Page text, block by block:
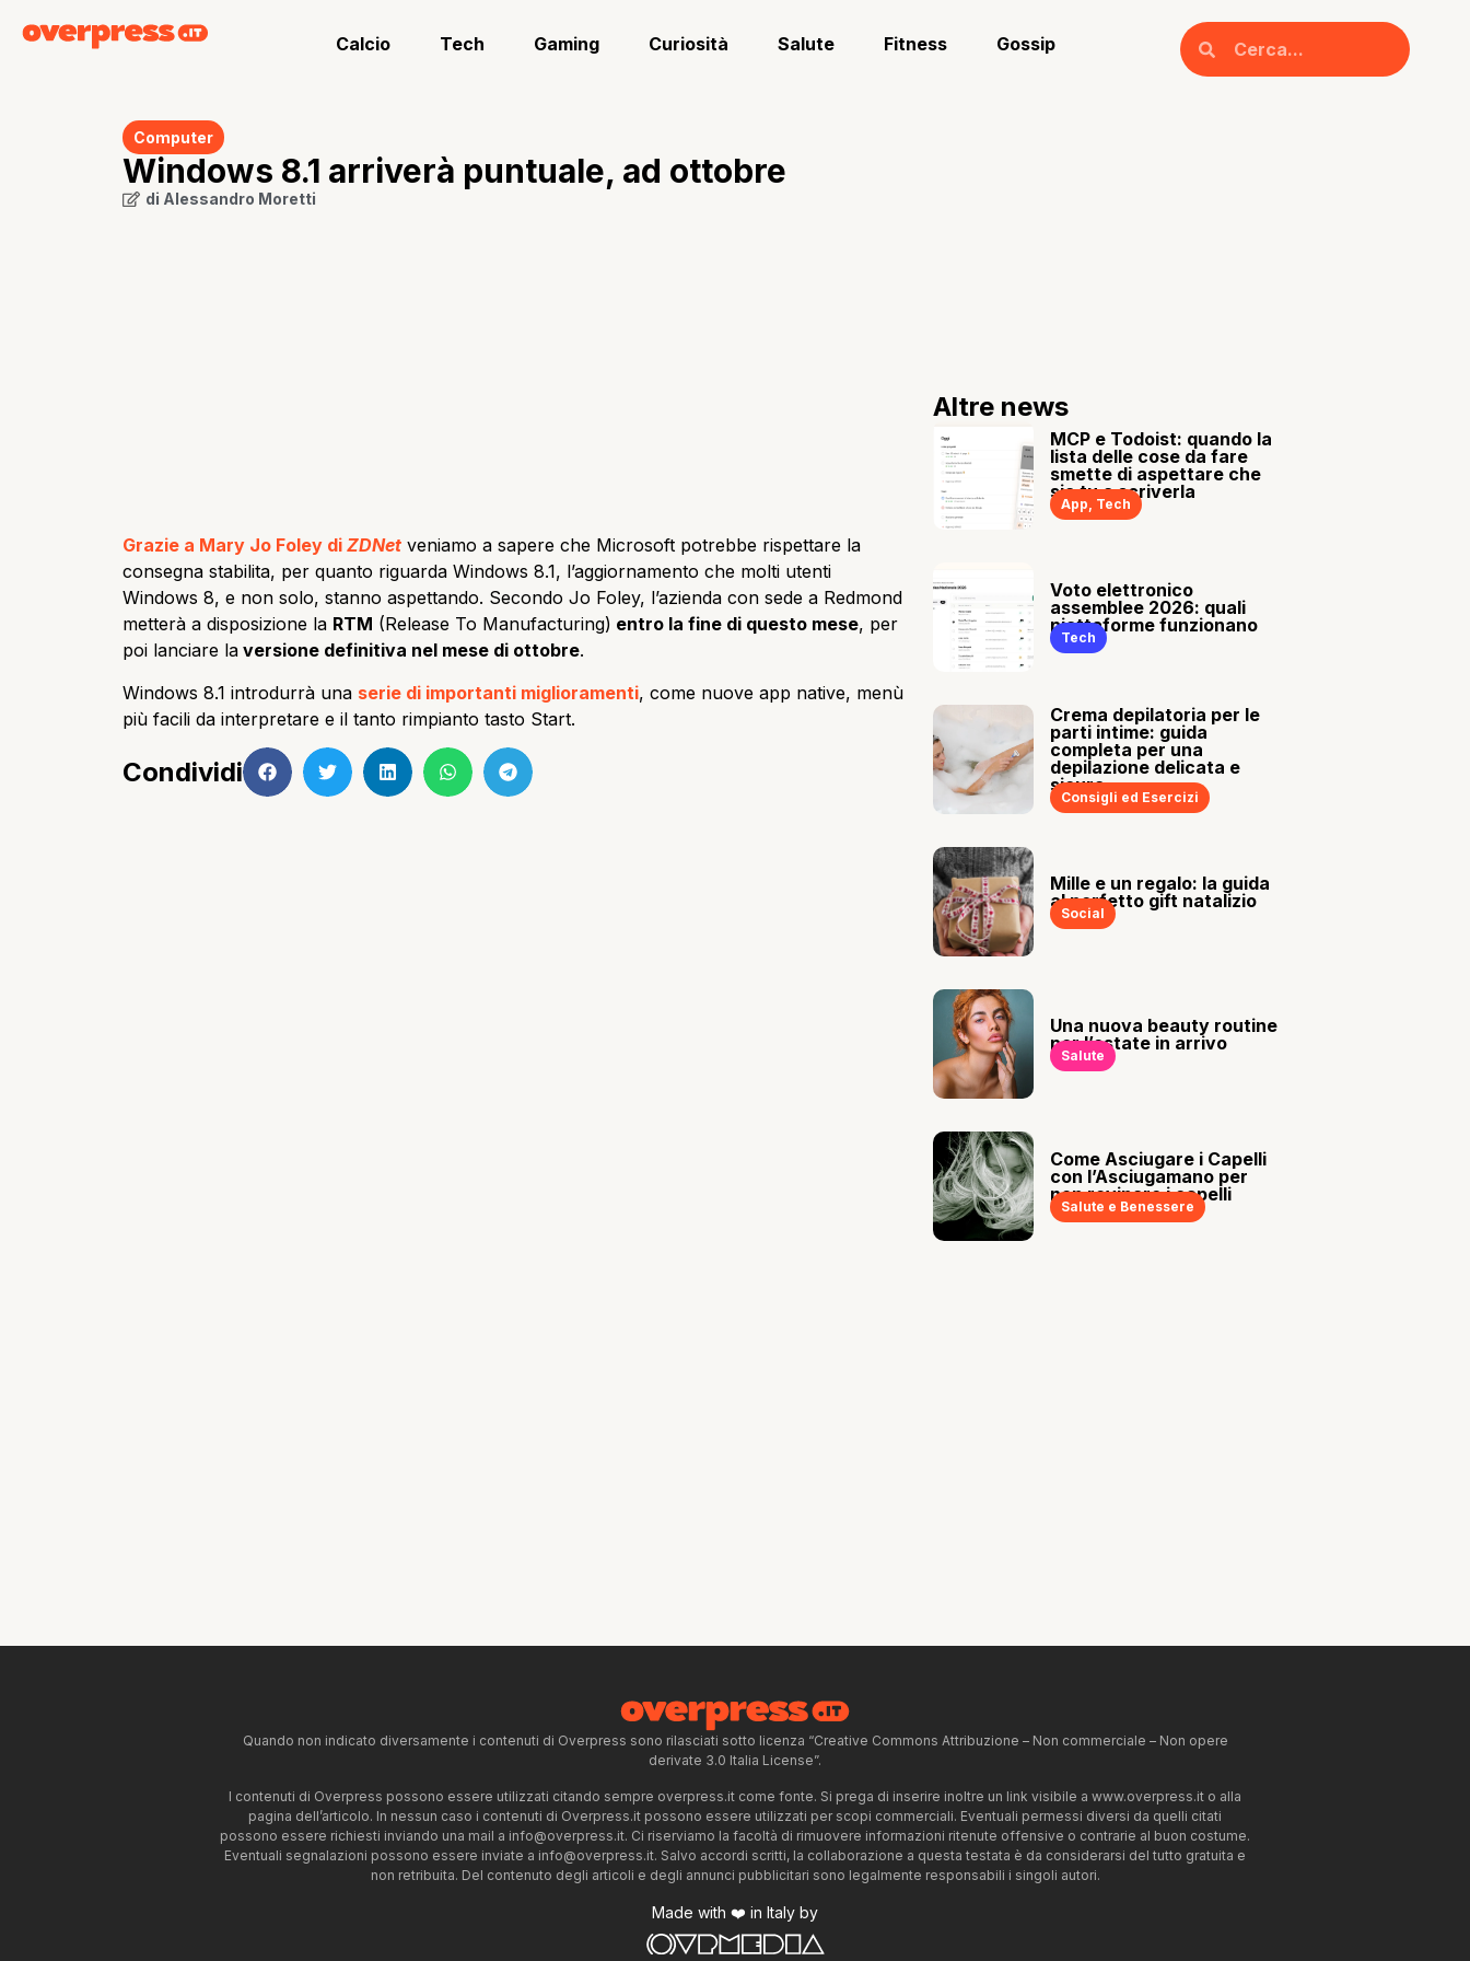
Calcio Tech Gaming Curiosità Salute Fitness Gossip
Computer
Windows 8.1 arriverà puntuale, ad ottobre
di Alessandro Moretti
Grazie a Mary Jo Foley di ZDNet veniamo a sapere che Microsoft potrebbe rispettare la
consegna stabilita, per quanto riguarda Windows 8.1, l’aggiornamento che molti utenti
Windows 8, e non solo, stanno aspettando. Secondo Jo Foley, l’azienda con sede a Redmond
metterà a disposizione la RTM (Release To Manufacturing) entro la fine di questo mese, per
poi lanciare la versione definitiva nel mese di ottobre.
Windows 8.1 introdurrà una serie di importanti miglioramenti, come nuove app native, menù
più facili da interpretare e il tanto rimpianto tasto Start.
Condividi
Altre news
MCP e Todoist: quando la
lista delle cose da fare
smette di aspettare che
sia tu a scriverla
App, Tech
Voto elettronico
assemblee 2026: quali
piattaforme funzionano
Tech
Crema depilatoria per le
parti intime: guida
completa per una
depilazione delicata e
sicura
Consigli ed Esercizi
Mille e un regalo: la guida
al perfetto gift natalizio
Social
Una nuova beauty routine
per l’estate in arrivo
Salute
Come Asciugare i Capelli
con l’Asciugamano per
non rovinare i capelli
Salute e Benessere
Quando non indicato diversamente i contenuti di Overpress sono rilasciati sotto licenza “Creative Commons Attribuzione – Non commerciale – Non opere
derivate 3.0 Italia License”.
I contenuti di Overpress possono essere utilizzati citando sempre overpress.it come fonte. Si prega di inserire inoltre un link visibile a www.overpress.it o alla
pagina dell’articolo. In nessun caso i contenuti di Overpress.it possono essere utilizzati per scopi commerciali. Eventuali permessi diversi da quelli citati
possono essere richiesti inviando una mail a info@overpress.it. Ci riserviamo la facoltà di rimuovere informazioni ritenute offensive o contrarie al buon costume.
Eventuali segnalazioni possono essere inviate a info@overpress.it. Salvo accordi scritti, la collaborazione a questa testata è da considerarsi del tutto gratuita e
non retribuita. Del contenuto degli articoli e degli annunci pubblicitari sono legalmente responsabili i singoli autori.
Made with ❤️ in Italy by